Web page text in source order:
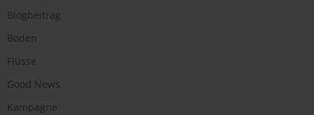
Blogbeitrag
Boden
Flüsse
Good News
Kampagne